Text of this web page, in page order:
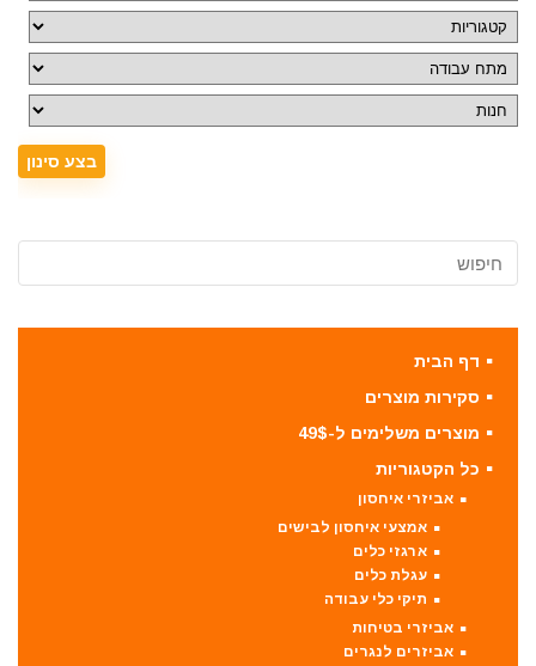
דף הבית
סקירות מוצרים
מוצרים משלימים ל-49$
כל הקטגוריות
אביזרי איחסון
אמצעי איחסון לבישים
ארגזי כלים
עגלת כלים
תיקי כלי עבודה
אביזרי בטיחות
אביזרים לנגרים